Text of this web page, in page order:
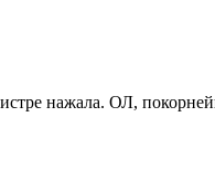
нажала. ОЛ,